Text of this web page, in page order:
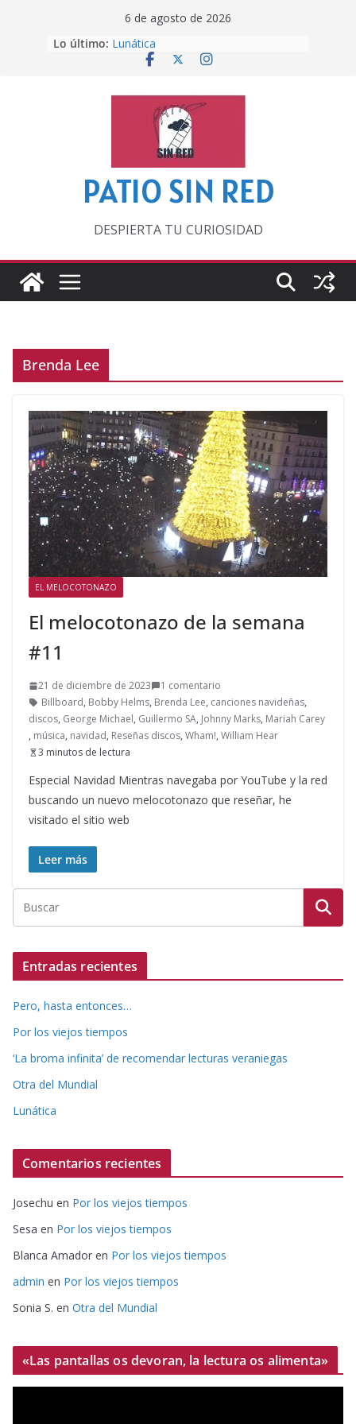
6 de agosto de 2026
Lo último: Lunática
Pero, hasta entonces…
‘La broma infinita’ de recomendar
lecturas veraniegas
Otra del Mundial
PATIO SIN RED
DESPIERTA TU CURIOSIDAD
Brenda Lee
EL MELOCOTONAZO
El melocotonazo de la semana
#11
21 de diciembre de 2023
1 comentario
Billboard, Bobby Helms, Brenda Lee, canciones navideñas,
discos, George Michael, Guillermo SA, Johnny Marks, Mariah Carey
, música, navidad, Reseñas discos, Wham!, William Hear
3 minutos de lectura
Especial Navidad Mientras navegaba por YouTube y la red
buscando un nuevo melocotonazo que reseñar, he
visitado el sitio web
Leer más
Entradas recientes
Pero, hasta entonces…
Por los viejos tiempos
‘La broma infinita’ de recomendar lecturas veraniegas
Otra del Mundial
Lunática
Comentarios recientes
Josechu en Por los viejos tiempos
Sesa en Por los viejos tiempos
Blanca Amador en Por los viejos tiempos
admin en Por los viejos tiempos
Sonia S. en Otra del Mundial
«Las pantallas os devoran, la lectura os alimenta»